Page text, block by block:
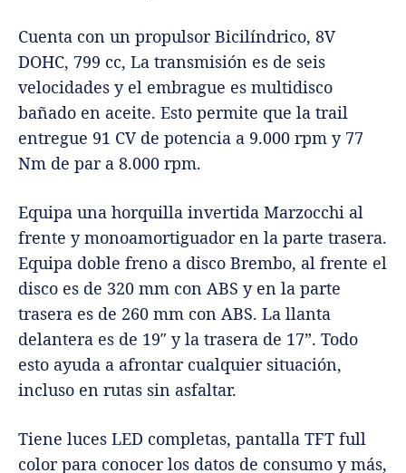
Cuenta con un propulsor Bicilíndrico, 8V
DOHC, 799 cc, La transmisión es de seis
velocidades y el embrague es multidisco
bañado en aceite. Esto permite que la trail
entregue 91 CV de potencia a 9.000 rpm y 77
Nm de par a 8.000 rpm.
Equipa una horquilla invertida Marzocchi al
frente y monoamortiguador en la parte trasera.
Equipa doble freno a disco Brembo, al frente el
disco es de 320 mm con ABS y en la parte
trasera es de 260 mm con ABS. La llanta
delantera es de 19″ y la trasera de 17”. Todo
esto ayuda a afrontar cualquier situación,
incluso en rutas sin asfaltar.
Tiene luces LED completas, pantalla TFT full
color para conocer los datos de consumo y más,